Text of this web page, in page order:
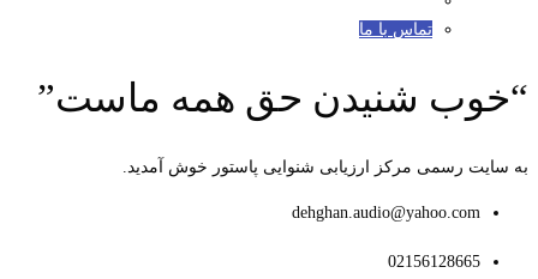
تماس با ما
“خوب شنیدن حق همه ماست”
به سایت رسمی مرکز ارزیابی شنوایی پاستور خوش آمدید.
dehghan.audio@yahoo.com
02156128665